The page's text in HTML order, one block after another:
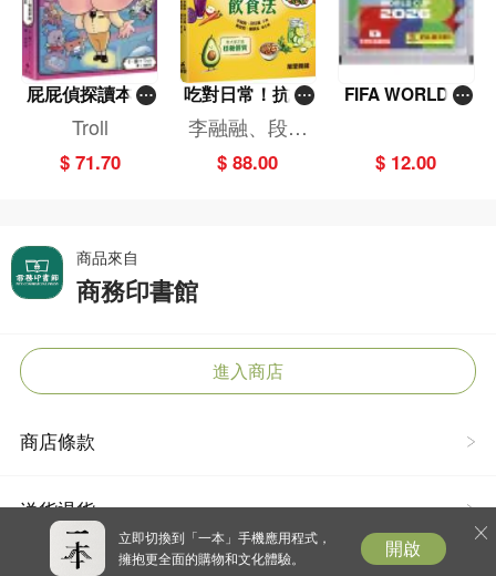
屁屁偵探讀本(1
3)－－對決！怪
篇）
Troll
$ 71.70
吃對日常！抗炎
減糖飲食法
李融融、段佳
麗,黃梨煜、顧
凱辰
$ 88.00
FIFA WORLD C
包）
$ 12.00
商品來自
商務印書館
進入商店
商店條款
送貨退貨
立即切換到「一本」手機應用程式，
擁抱更全面的購物和文化體驗。
開啟